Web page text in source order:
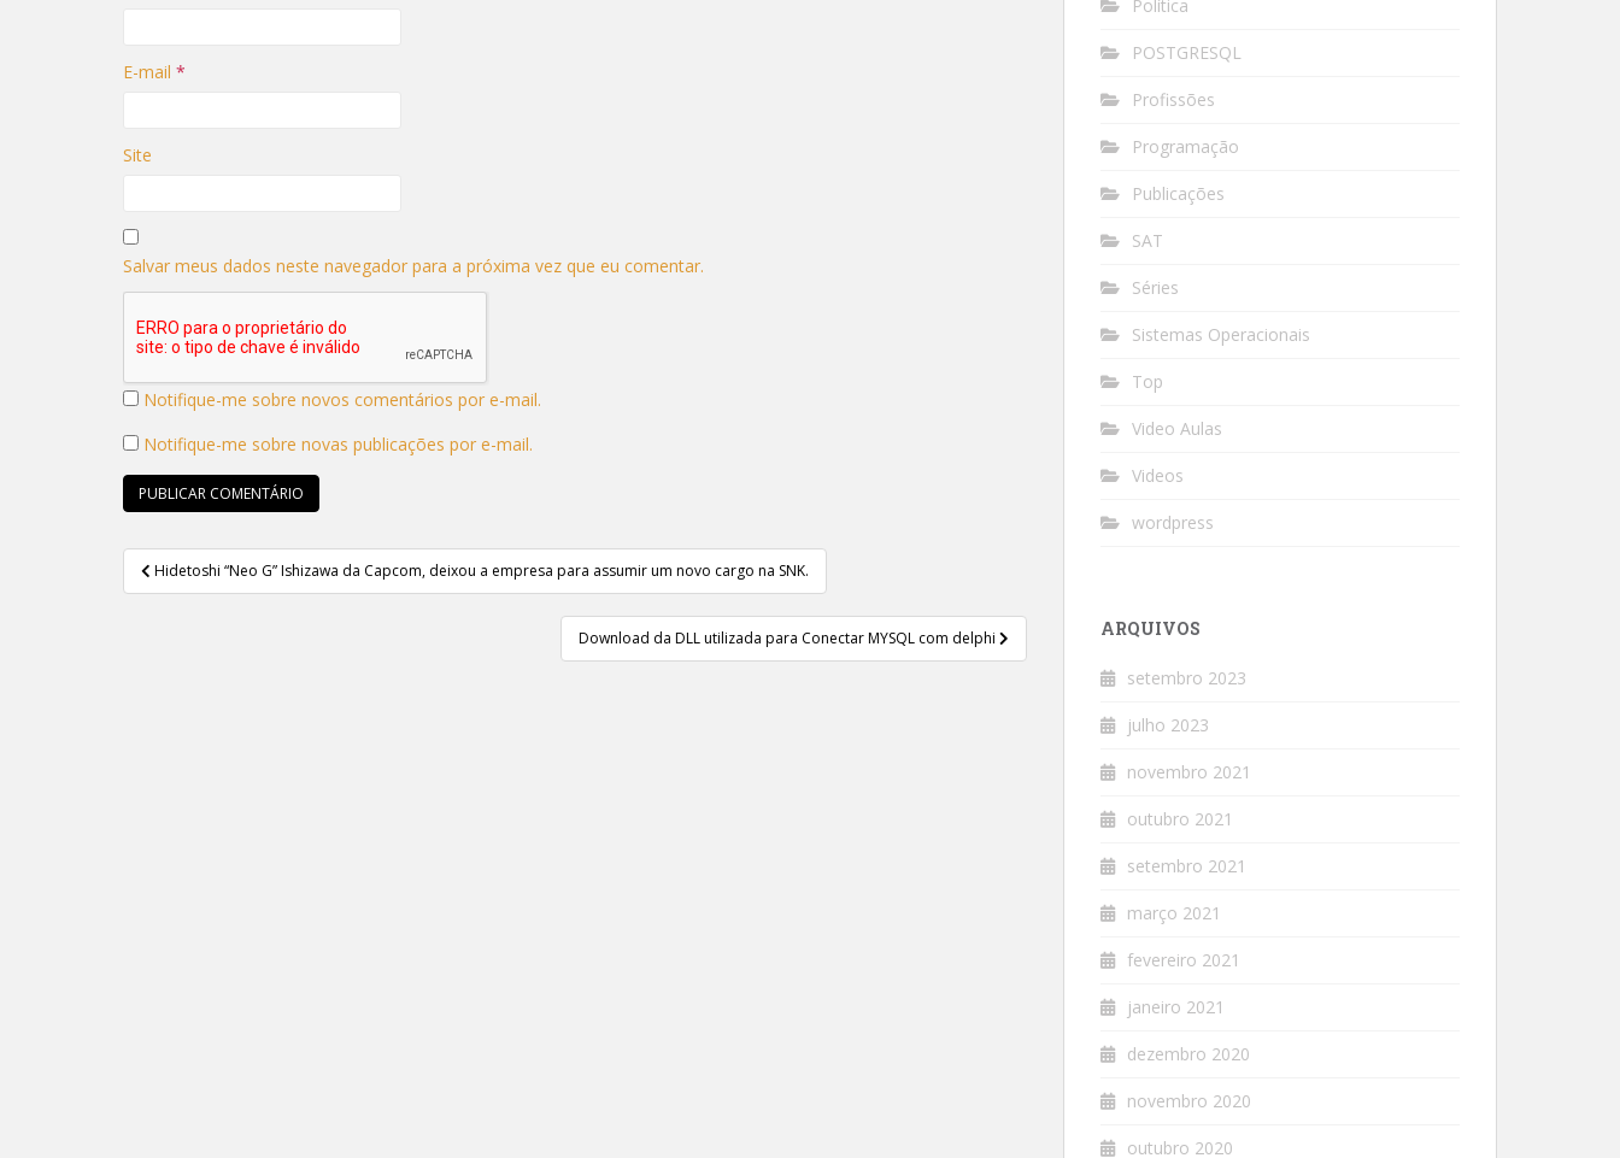
E-mail *
Site
Salvar meus dados neste navegador para a próxima vez que eu comentar.
Notifique-me sobre novos comentários por e-mail.
Notifique-me sobre novas publicações por e-mail.
Navegação
de
Hidetoshi “Neo G” Ishizawa da Capcom, deixou a empresa para assumir um novo cargo na SNK.
Download da DLL utilizada para Conectar MYSQL com delphi
Política
POSTGRESQL
Profissões
Programação
Publicações
SAT
Séries
Sistemas Operacionais
Top
Video Aulas
Videos
wordpress
ARQUIVOS
setembro 2023
julho 2023
novembro 2021
outubro 2021
setembro 2021
março 2021
fevereiro 2021
janeiro 2021
dezembro 2020
novembro 2020
outubro 2020